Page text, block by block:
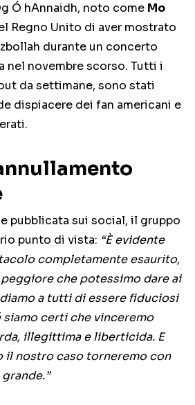
Ó hAnnaidh, noto come Mo
Regno Unito di aver mostrato
durante un concerto
nel novembre scorso. Tutti i
da settimane, sono stati
dispiacere dei fan americani e
pubblicata sui social, il gruppo
punto di vista: “È evidente
completamente esaurito,
che potessimo dare ai
a tutti di essere fiduciosi
certi che vinceremo
illegittima e liberticida. E
il nostro caso torneremo con